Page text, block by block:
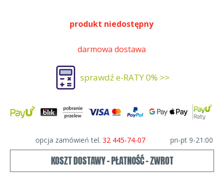
produkt niedostępny
darmowa dostawa
sprawdź e-RATY 0% >>
opcja zamówień tel. 32 445-74-07 pn-pt 9-21:00
KOSZT DOSTAWY - PŁATNOŚĆ - ZWROT